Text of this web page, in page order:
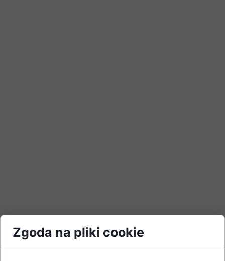
Zgoda na pliki cookie